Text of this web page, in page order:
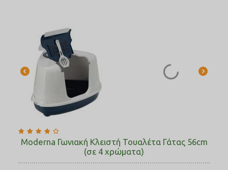
Moderna Γωνιακή Κλειστή Τουαλέτα Γάτας 56cm
(σε 4 χρώματα)